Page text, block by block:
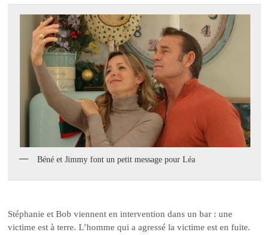
Béné et Jimmy font un petit message pour Léa
Stéphanie et Bob viennent en intervention dans un bar : une
victime est à terre. L’homme qui a agressé la victime est en fuite.